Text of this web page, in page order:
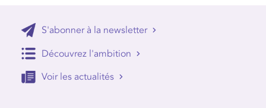
S'abonner à la newsletter
Découvrez l'ambition
Voir les actualités